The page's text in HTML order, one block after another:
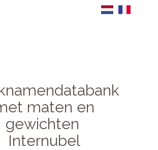
maten en
gewichten
Internubel